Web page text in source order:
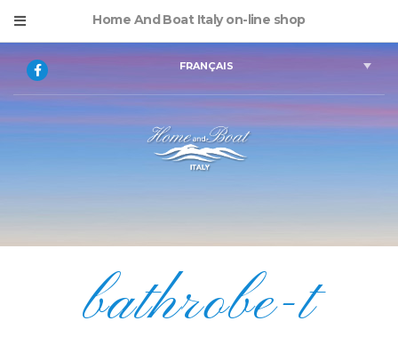
Home And Boat Italy on-line shop
FRANÇAIS
bathrobe-t